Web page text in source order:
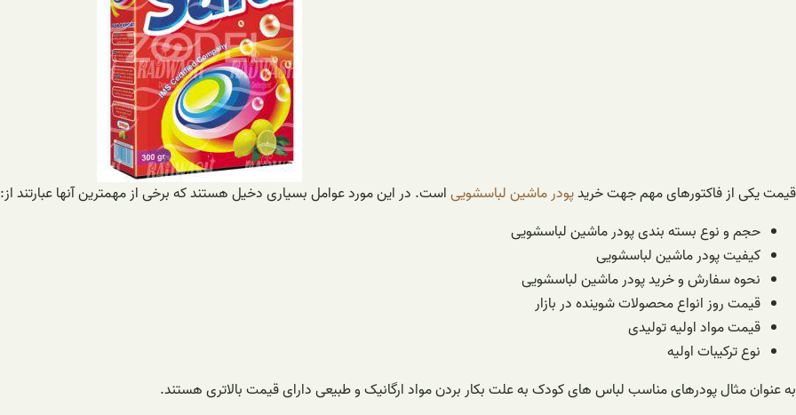
قیمت یکی از فاکتورهای مهم جهت خریدپودر ماشین لباسشوییاست. در این مورد عوامل بسیاری دخیل هستند که برخی از مهمترین آنها عبارتند از:
حجم و نوع بسته بندی پودر ماشین لباسشویی
کیفیت پودر ماشین لباسشویی
نحوه سفارش و خرید پودر ماشین لباسشویی
قیمت روز انواع محصولات شوینده در بازار
قیمت مواد اولیه تولیدی
نوع ترکیبات اولیه
به عنوان مثال پودرهای مناسب لباس های کودک به علت بکار بردن مواد ارگانیک و طبیعی دارای قیمت بالاتری هستند.